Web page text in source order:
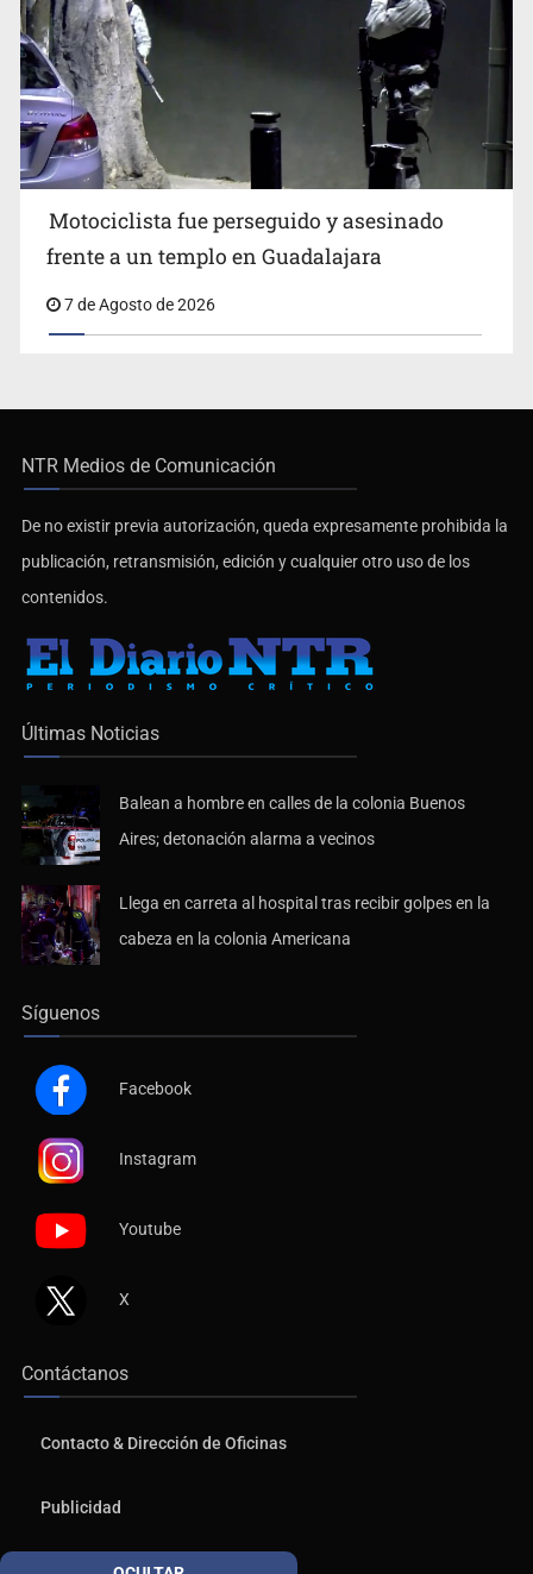
Motociclista fue perseguido y asesinado
frente a un templo en Guadalajara
7 de Agosto de 2026
NTR Medios de Comunicación
De no existir previa autorización, queda expresamente prohibida la
publicación, retransmisión, edición y cualquier otro uso de los
contenidos.
Últimas Noticias
Balean a hombre en calles de la colonia Buenos
Aires; detonación alarma a vecinos
Llega en carreta al hospital tras recibir golpes en la
cabeza en la colonia Americana
Síguenos
Facebook
Instagram
Youtube
X
Contáctanos
Contacto & Dirección de Oficinas
Publicidad